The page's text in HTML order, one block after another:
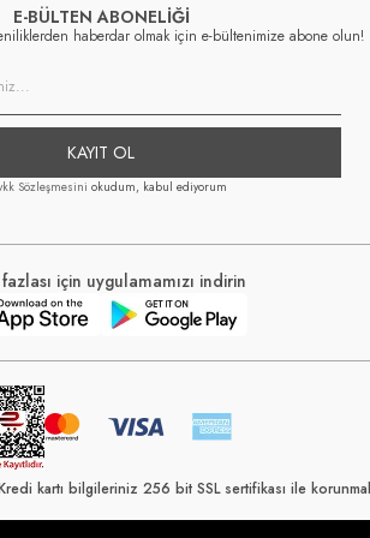
E-BÜLTEN ABONELİĞİ
haberdar olmak için e-bültenimize abone olun!
KAYIT OL
Sözleşmesini okudum, kabul ediyorum
için uygulamamızı indirin
kartı bilgileriniz 256 bit SSL sertifikası ile